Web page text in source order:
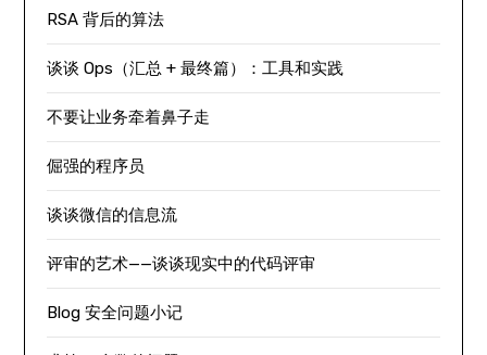
RSA 背后的算法
谈谈 Ops（汇总 + 最终篇）：工具和实践
不要让业务牵着鼻子走
倔强的程序员
谈谈微信的信息流
评审的艺术——谈谈现实中的代码评审
Blog 安全问题小记